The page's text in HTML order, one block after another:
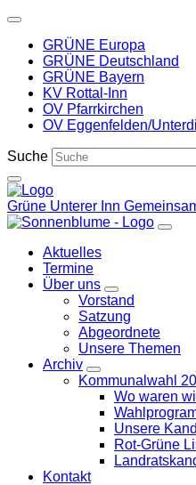
Weiter
Inhalt
GRÜNE Europa
GRÜNE Deutschland
GRÜNE Bayern
KV Rottal-Inn
OV Pfarrkirchen
OV Eggenfelden/
Suche
Grüne Unterer Inn
Aktuelles
Termine
Über uns
Zeige
Untermenü
Vorstand
Satzung
Abgeordnete
Unsere Themen
Archiv
Zeige
Untermenü
Kommunalwahl
Wo waren
Unsere
Rot-Grüne
Kontakt